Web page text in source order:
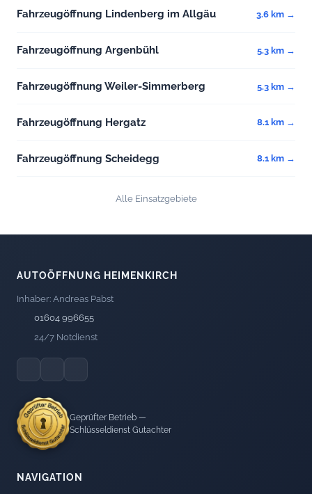
Fahrzeugöffnung Lindenberg im Allgäu 3.6 km →
Fahrzeugöffnung Argenbühl 5.3 km →
Fahrzeugöffnung Weiler-Simmerberg 5.3 km →
Fahrzeugöffnung Hergatz 8.1 km →
Fahrzeugöffnung Scheidegg 8.1 km →
Alle Einsatzgebiete
AUTOÖFFNUNG HEIMENKIRCH
Inhaber: Andreas Pabst
01604 996655
24/7 Notdienst
Geprüfter Betrieb —
Schlüsseldienst Gutachter
NAVIGATION